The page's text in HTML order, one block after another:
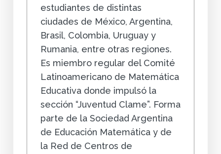
estudiantes de distintas
ciudades de México, Argentina,
Brasil, Colombia, Uruguay y
Rumania, entre otras regiones.
Es miembro regular del Comité
Latinoamericano de Matemática
Educativa donde impulsó la
sección “Juventud Clame”. Forma
parte de la Sociedad Argentina
de Educación Matemática y de
la Red de Centros de